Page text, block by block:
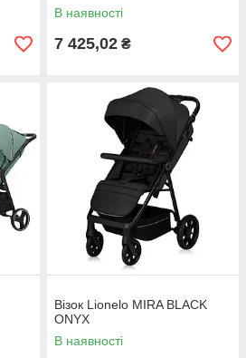
В наявності
7 425,02 ₴
Візок Lionelo MIRA BLACK
ONYX
В наявності